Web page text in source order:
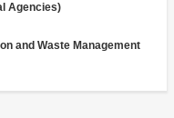
Agencies)
and Waste Management